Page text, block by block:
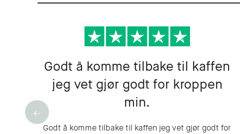
Godt å komme tilbake til kaffen
jeg vet gjør godt for kroppen
min.
Godt å komme tilbake til kaffen jeg vet gjør godt for